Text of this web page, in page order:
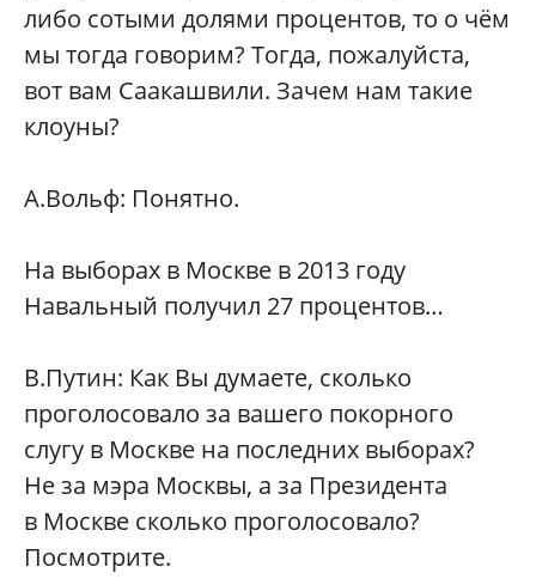
либо сотыми долями процентов, то о чём
мы тогда говорим? Тогда, пожалуйста,
вот вам Саакашвили. Зачем нам такие
клоуны?
А.Вольф: Понятно.
На выборах в Москве в 2013 году
Навальный получил 27 процентов…
В.Путин: Как Вы думаете, сколько
проголосовало за вашего покорного
слугу в Москве на последних выборах?
Не за мэра Москвы, а за Президента
в Москве сколько проголосовало?
Посмотрите.